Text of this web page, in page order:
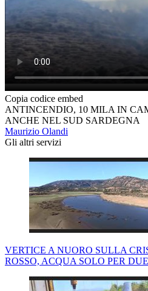
Copia codice embed
ANTINCENDIO, 10 MILA IN
ANCHE NEL SUD SARDEGNA
Maurizio Olandi
Gli altri servizi
VERTICE A NUORO SULLA
ROSSO, ACQUA SOLO PER